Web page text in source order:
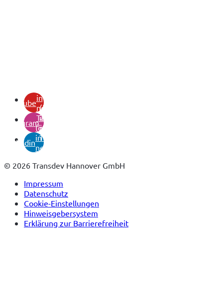
youtubein
neuem
Tab)
instagram
(öffnet
in
neuem
Tab)
linkedin
(öffnet
in
neuem
© 2026 Transdev Hannover GmbH
Impressum
Datenschutz
Cookie-Einstellungen
Hinweisgebersystem
Erklärung zur Barrierefreiheit